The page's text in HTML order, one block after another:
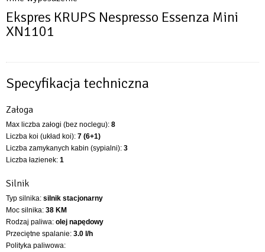
Ekspres KRUPS Nespresso Essenza Mini
XN1101
Specyfikacja techniczna
Załoga
Max liczba załogi (bez noclegu): 8
Liczba koi (układ koi): 7 (6+1)
Liczba zamykanych kabin (sypialni): 3
Liczba łazienek: 1
Silnik
Typ silnika: silnik stacjonarny
Moc silnika: 38 KM
Rodzaj paliwa: olej napędowy
Przeciętne spalanie: 3.0 l/h
Polityka paliwowa: